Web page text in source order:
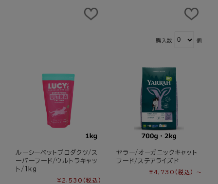
購入数 個
ルーシーペットプロダクツ/ス
ーパーフード/ウルトラキャッ
ト/1kg
¥2,530 (税込)
ヤラー/オーガニックキャット
フード/ステアライズド
¥4,730 (税込) ～